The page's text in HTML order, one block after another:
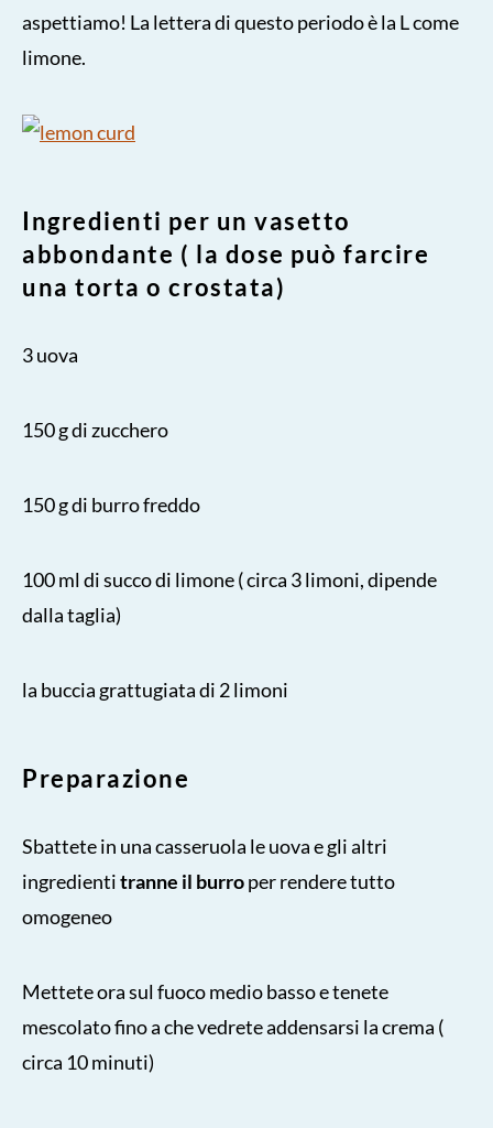
aspettiamo! La lettera di questo periodo è la L come
limone.
Ingredienti per un vasetto
abbondante ( la dose può farcire
una torta o crostata)
3 uova
150 g di zucchero
150 g di burro freddo
100 ml di succo di limone ( circa 3 limoni, dipende
dalla taglia)
la buccia grattugiata di 2 limoni
Preparazione
Sbattete in una casseruola le uova e gli altri
ingredientitranne il burroper rendere tutto
omogeneo
Mettete ora sul fuoco medio basso e tenete
mescolato fino a che vedrete addensarsi la crema (
circa 10 minuti)